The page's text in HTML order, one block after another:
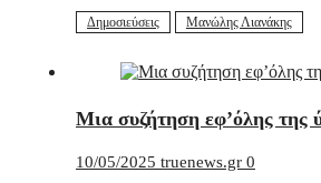
Δημοσιεύσεις Μανώλης Λιανάκης
Μια συζήτηση εφ’όλης της
10/05/2025 truenews.gr 0